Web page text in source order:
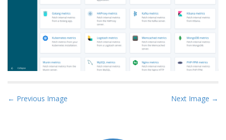
P
← Previous Image Next Image →